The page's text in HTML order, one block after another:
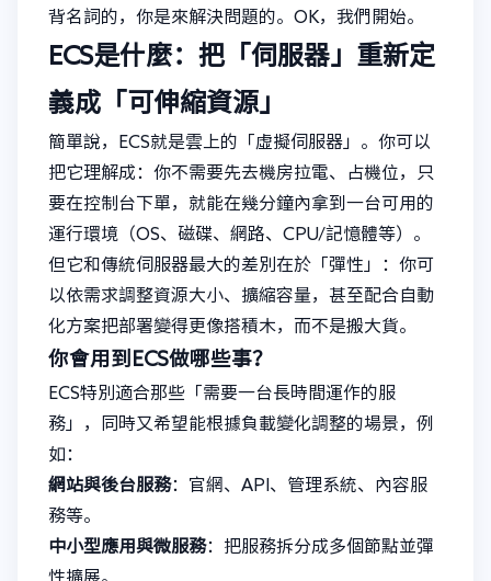
背名詞的，你是來解決問題的。OK，我們開始。
ECS是什麼：把「伺服器」重新定
義成「可伸縮資源」
簡單說，ECS就是雲上的「虛擬伺服器」。你可以
把它理解成：你不需要先去機房拉電、占機位，只
要在控制台下單，就能在幾分鐘內拿到一台可用的
運行環境（OS、磁碟、網路、CPU/記憶體等）。
但它和傳統伺服器最大的差別在於「彈性」：你可
以依需求調整資源大小、擴縮容量，甚至配合自動
化方案把部署變得更像搭積木，而不是搬大貨。
你會用到ECS做哪些事？
ECS特別適合那些「需要一台長時間運作的服
務」，同時又希望能根據負載變化調整的場景，例
如：
網站與後台服務：官網、API、管理系統、內容服
務等。
中小型應用與微服務：把服務拆分成多個節點並彈
性擴展。